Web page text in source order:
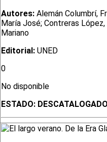
Autores: Alemán Columbrí,
María José; Contreras
Mariano
Editorial: UNED
0
No disponible
ESTADO: DESCATALOGADO